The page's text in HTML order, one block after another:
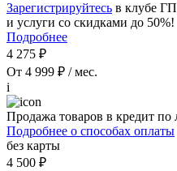
Зарегистрируйтесь в клубе
и услуги со скидками до 50%!
Подробнее
4 275 ₽
От 4 999 ₽ / мес.
i
Продажа товаров в кредит
Подробнее о способах оплаты
без карты
4 500 ₽